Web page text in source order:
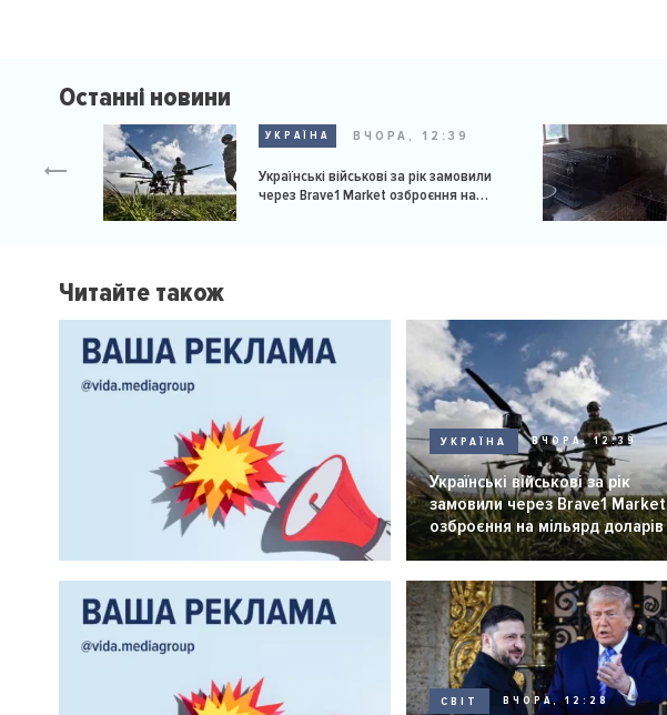
Останні новини
УКРАЇНА ВЧОРА, 12:39
Українські військові за рік замовили
через Brave1 Market озброєння на
Читайте також
УКРАЇНА ВЧОРА, 12:39
Українські військові за рік
замовили через Brave1 Market
озброєння на мільярд доларів
СВІТ ВЧОРА, 12:28